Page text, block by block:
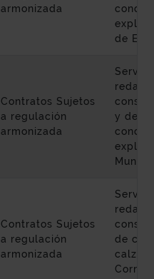
armonizada
de
Contratos Sujetos
a regulación
armonizada
y
Contratos Sujetos
a regulación
armonizada
de